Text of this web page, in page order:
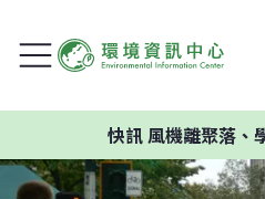
風機離聚落、學校